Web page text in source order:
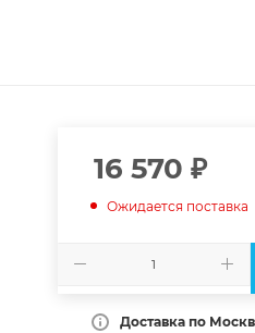
16 570 ₽
Ожидается поставка
Доставка по